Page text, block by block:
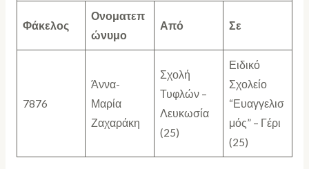
Φάκελος
Ονοματεπ
ώνυμο
Από Σε
7876
Άννα-
Μαρία
Ζαχαράκη
Σχολή
Τυφλών –
Λευκωσία
(25)
Ειδικό
Σχολείο
“Ευαγγελισ
μός” – Γέρι
(25)